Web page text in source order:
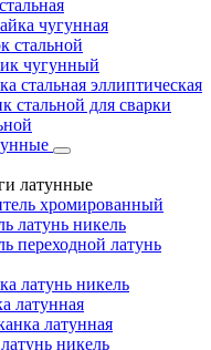
чугунная
стальной
чугунный
стальная эллиптическая
стальной для сварки
латунные
хромированный
латунь никель
переходной латунь
латунь никель
латунная
латунная
никель